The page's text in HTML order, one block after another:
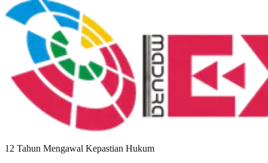
12 Tahun Mengawal Kepastian Hukum